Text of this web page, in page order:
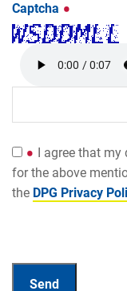
Captcha
I agree that my
for the above
the DPG Privacy